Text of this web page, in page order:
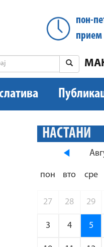
пон-
прием
НАСТАНИ
пон вто сре
27 28 29
3 4 5